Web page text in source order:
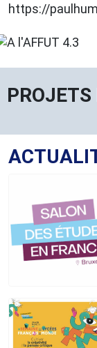
https://
PROJETS